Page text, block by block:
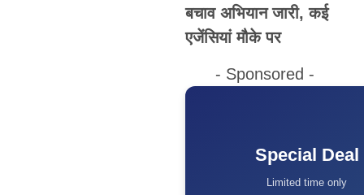
बचाव अभियान जारी, कई
एजेंसियां मौके पर
- Sponsored -
Special Deal
Limited time only